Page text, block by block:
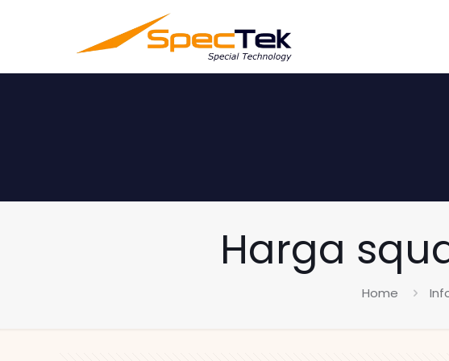
Harga
Home